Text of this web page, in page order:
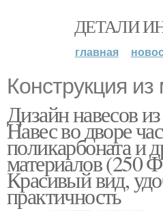
ДЕТАЛИ
главная
Конструкция
Дизайн навесов
Навес во дворе
поликарбоната и
материалов
Красивый вид,
практичность